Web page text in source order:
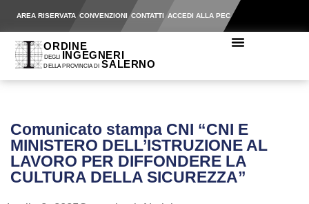
AREA RISERVATA CONVENZIONI CONTATTI ACCEDI ALLA PEC
Comunicato stampa CNI “CNI E
MINISTERO DELL’ISTRUZIONE AL
LAVORO PER DIFFONDERE LA
CULTURA DELLA SICUREZZA”